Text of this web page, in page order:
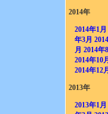
2014年
2014年1月
年3月
月 2014年
2014年10月
2014年12月
2013年
2013年1月